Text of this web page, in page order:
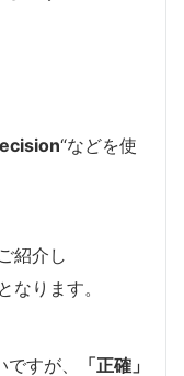
“などを使
紹介し
なります。
すが、
「正確」